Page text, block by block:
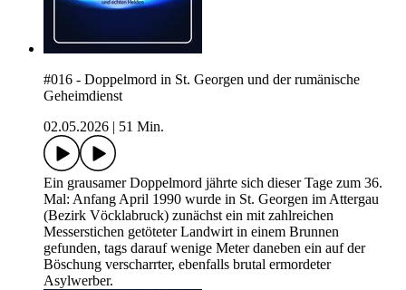
#016 - Doppelmord in St. Georgen und der rumänische
Geheimdienst
02.05.2026
51 Min.
Ein grausamer Doppelmord jährte sich dieser Tage zum 36.
Mal: Anfang April 1990 wurde in St. Georgen im Attergau
(Bezirk Vöcklabruck) zunächst ein mit zahlreichen
Messerstichen getöteter Landwirt in einem Brunnen
gefunden, tags darauf wenige Meter daneben ein auf der
Böschung verscharrter, ebenfalls brutal ermordeter
Asylwerber.